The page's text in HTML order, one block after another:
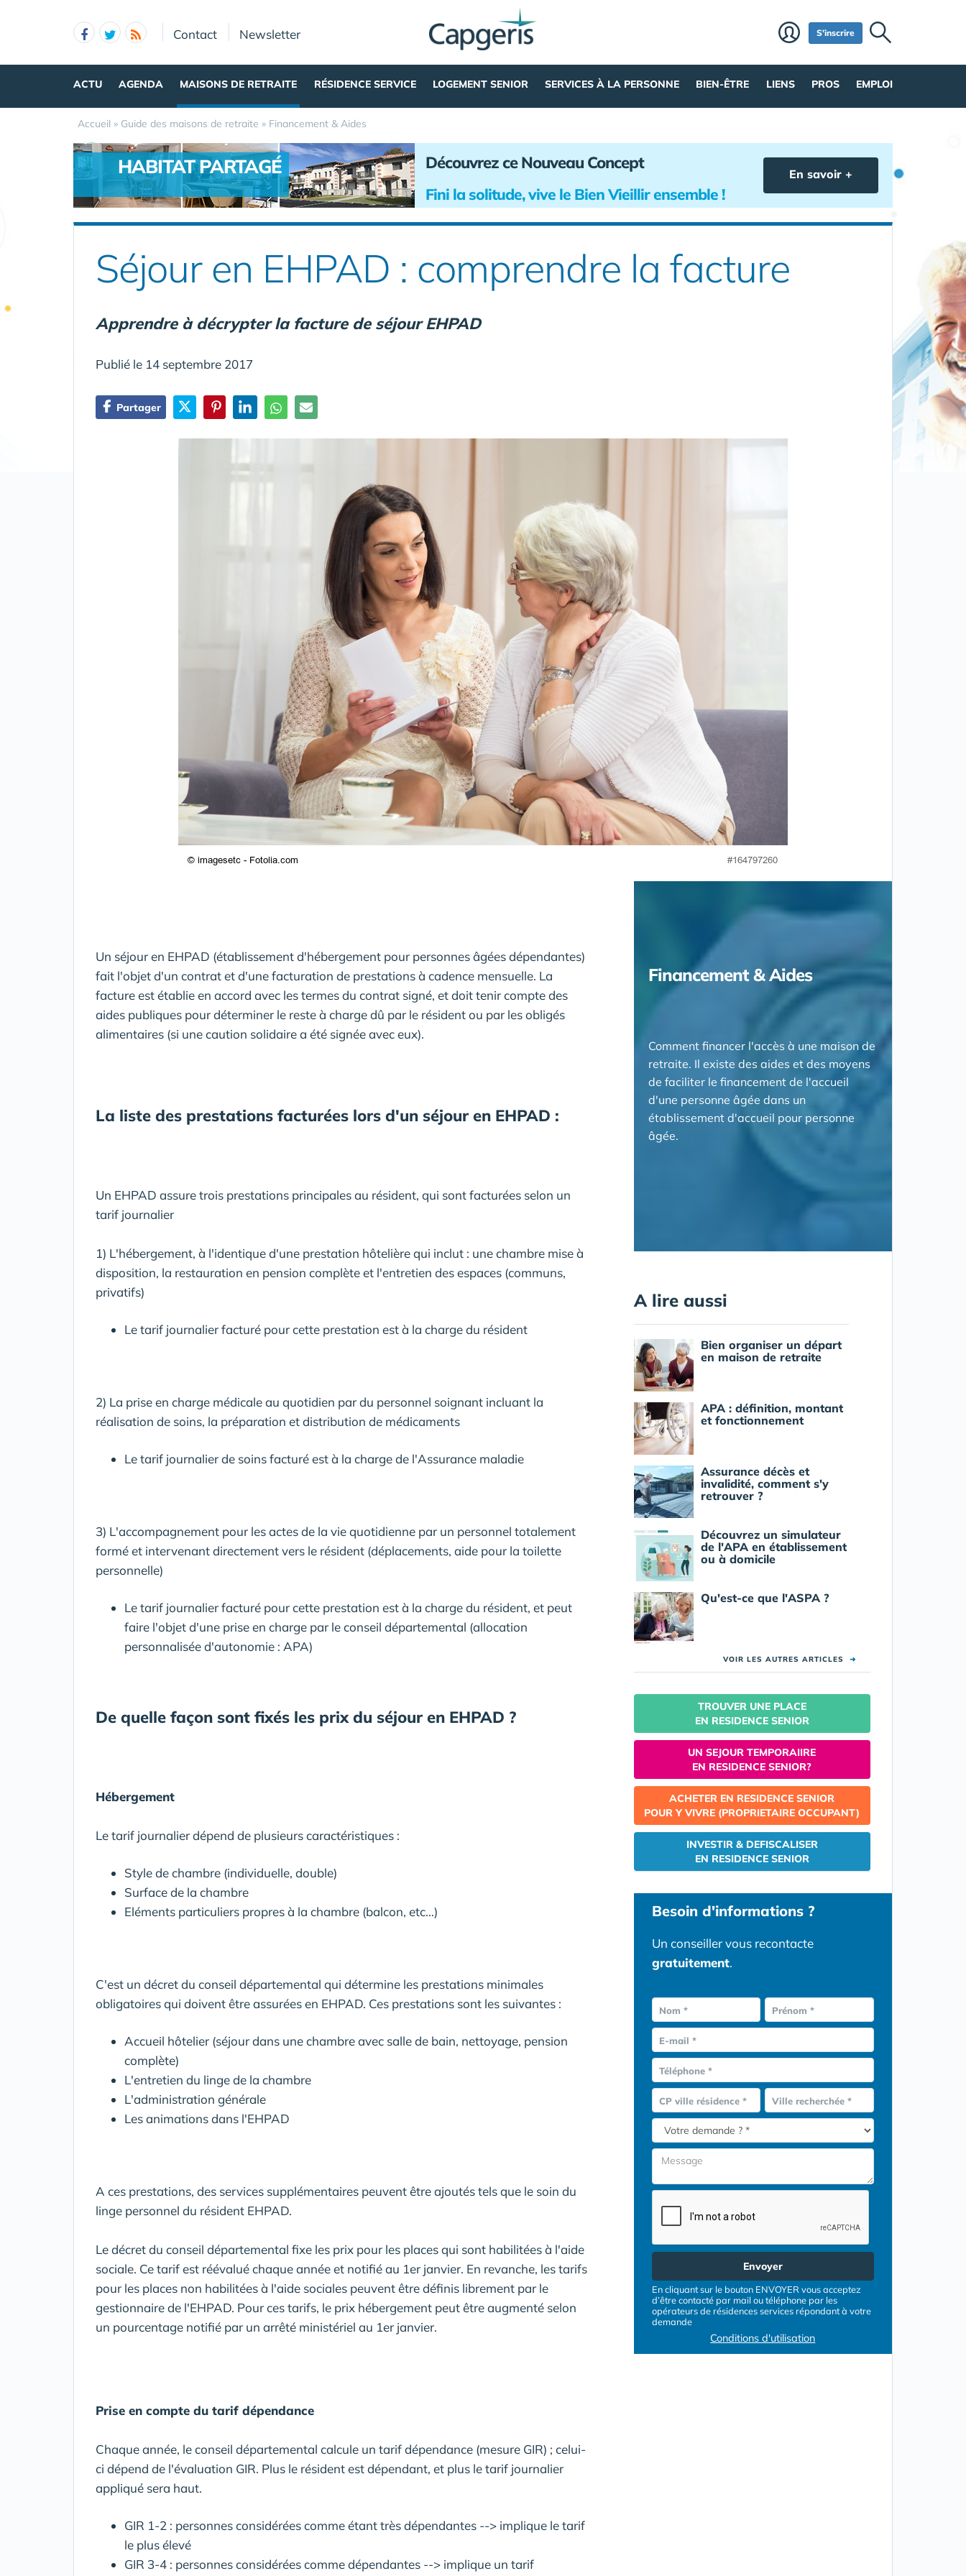
Contact Newsletter S'inscrire
ACTU AGENDA MAISONS DE RETRAITE RÉSIDENCE SERVICE LOGEMENT SENIOR SERVICES À LA PERSONNE BIEN-ÊTRE LIENS PROS EMPLOI
Accueil » Guide des maisons de retraite » Financement & Aides
HABITAT PARTAGÉ Découvrez ce Nouveau Concept
Fini la solitude, vive le Bien Vieillir ensemble !
En savoir +
Séjour en EHPAD : comprendre la facture
Apprendre à décrypter la facture de séjour EHPAD
Publié le 14 septembre 2017
Partager
Un séjour en EHPAD (établissement d'hébergement pour personnes âgées dépendantes)
fait l'objet d'un contrat et d'une facturation de prestations à cadence mensuelle. La
facture est établie en accord avec les termes du contrat signé, et doit tenir compte des
aides publiques pour déterminer le reste à charge dû par le résident ou par les obligés
alimentaires (si une caution solidaire a été signée avec eux).
La liste des prestations facturées lors d'un séjour en EHPAD :
Un EHPAD assure trois prestations principales au résident, qui sont facturées selon un
tarif journalier
1) L'hébergement, à l'identique d'une prestation hôtelière qui inclut : une chambre mise à
disposition, la restauration en pension complète et l'entretien des espaces (communs,
privatifs)
Le tarif journalier facturé pour cette prestation est à la charge du résident
2) La prise en charge médicale au quotidien par du personnel soignant incluant la
réalisation de soins, la préparation et distribution de médicaments
Le tarif journalier de soins facturé est à la charge de l'Assurance maladie
3) L'accompagnement pour les actes de la vie quotidienne par un personnel totalement
formé et intervenant directement vers le résident (déplacements, aide pour la toilette
personnelle)
Le tarif journalier facturé pour cette prestation est à la charge du résident, et peut
faire l'objet d'une prise en charge par le conseil départemental (allocation
personnalisée d'autonomie : APA)
De quelle façon sont fixés les prix du séjour en EHPAD ?
Hébergement
Le tarif journalier dépend de plusieurs caractéristiques :
Style de chambre (individuelle, double)
Surface de la chambre
Eléments particuliers propres à la chambre (balcon, etc...)
C'est un décret du conseil départemental qui détermine les prestations minimales
obligatoires qui doivent être assurées en EHPAD. Ces prestations sont les suivantes :
Accueil hôtelier (séjour dans une chambre avec salle de bain, nettoyage, pension
complète)
L'entretien du linge de la chambre
L'administration générale
Les animations dans l'EHPAD
A ces prestations, des services supplémentaires peuvent être ajoutés tels que le soin du
linge personnel du résident EHPAD.
Le décret du conseil départemental fixe les prix pour les places qui sont habilitées à l'aide
sociale. Ce tarif est réévalué chaque année et notifié au 1er janvier. En revanche, les tarifs
pour les places non habilitées à l'aide sociales peuvent être définis librement par le
gestionnaire de l'EHPAD. Pour ces tarifs, le prix hébergement peut être augmenté selon
un pourcentage notifié par un arrêté ministériel au 1er janvier.
Prise en compte du tarif dépendance
Chaque année, le conseil départemental calcule un tarif dépendance (mesure GIR) ; celui-
ci dépend de l'évaluation GIR. Plus le résident est dépendant, et plus le tarif journalier
appliqué sera haut.
GIR 1-2 : personnes considérées comme étant très dépendantes --> implique le tarif
le plus élevé
GIR 3-4 : personnes considérées comme dépendantes --> implique un tarif
Financement & Aides
Comment financer l'accès à une maison de
retraite. Il existe des aides et des moyens
de faciliter le financement de l'accueil
d'une personne âgée dans un
établissement d'accueil pour personne
âgée.
A lire aussi
Bien organiser un départ
en maison de retraite
APA : définition, montant
et fonctionnement
Assurance décès et
invalidité, comment s'y
retrouver ?
Découvrez un simulateur
de l'APA en établissement
ou à domicile
Qu'est-ce que l'ASPA ?
VOIR LES AUTRES ARTICLES ➜
TROUVER UNE PLACE
EN RESIDENCE SENIOR
UN SEJOUR TEMPORAIIRE
EN RESIDENCE SENIOR?
ACHETER EN RESIDENCE SENIOR
POUR Y VIVRE (PROPRIETAIRE OCCUPANT)
INVESTIR & DEFISCALISER
EN RESIDENCE SENIOR
Besoin d'informations ?
Un conseiller vous recontacte
gratuitement.
Nom * Prénom *
E-mail *
Téléphone *
CP ville résidence * Ville recherchée *
Envoyer
En cliquant sur le bouton ENVOYER vous acceptez
d’être contacté par mail ou téléphone par les
opérateurs de résidences services répondant à votre
demande
Conditions d'utilisation